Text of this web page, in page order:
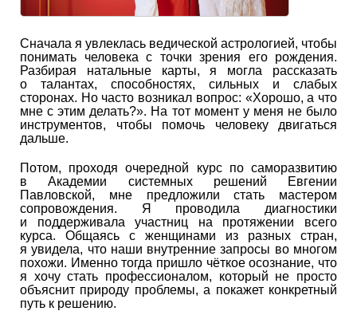
Сначала я увлеклась ведической астрологией, чтобы
понимать человека с точки зрения его рождения.
Разбирая натальные карты, я могла рассказать
о талантах, способностях, сильных и слабых
сторонах. Но часто возникал вопрос: «Хорошо, а что
мне с этим делать?». На тот момент у меня не было
инструментов, чтобы помочь человеку двигаться
дальше.
Потом, проходя очередной курс по саморазвитию
в Академии системных решений Евгении
Павловской, мне предложили стать мастером
сопровождения. Я проводила диагностики
и поддерживала участниц на протяжении всего
курса. Общаясь с женщинами из разных стран,
я увидела, что наши внутренние запросы во многом
похожи. Именно тогда пришло чёткое осознание, что
я хочу стать профессионалом, который не просто
объяснит природу проблемы, а покажет конкретный
путь к решению.